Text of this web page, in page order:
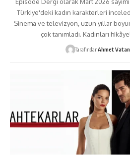
Episode Dergi olarak Mart 2026
Türkiye'deki kadın karakterleri
Sinema ve televizyon, uzun yıllar
çok tanımladı. Kadınları
TarafındanAhmet Vatan